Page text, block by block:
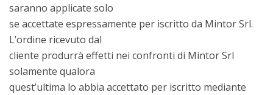
saranno applicate solo
se accettate espressamente per iscritto da Mintor Srl.
L’ordine ricevuto dal
cliente produrrà effetti nei confronti di Mintor Srl
solamente qualora
quest’ultima lo abbia accettato per iscritto mediante